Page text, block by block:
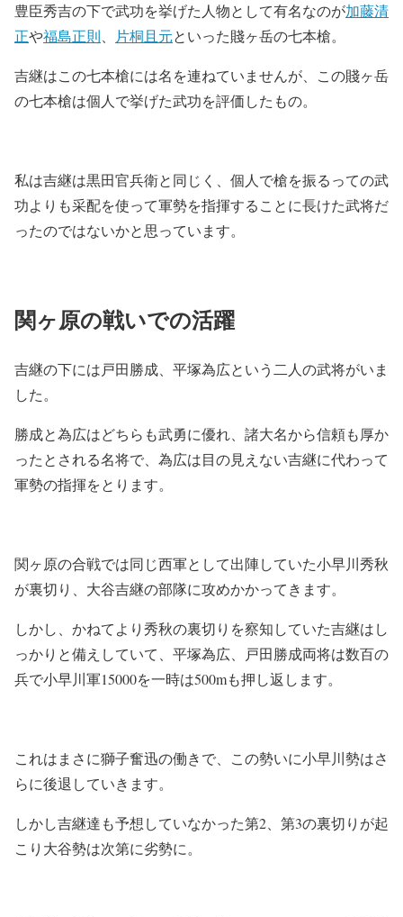
豊臣秀吉の下で武功を挙げた人物として有名なのが加藤清
正や福島正則、 片桐且元といった賤ヶ岳の七本槍。
吉継はこの七本槍には名を連ねていませんが、この賤ヶ岳
の七本槍は個人で挙げた武功を評価したもの。
私は吉継は黒田官兵衛と同じく、個人で槍を振るっての武
功よりも采配を使って軍勢を指揮することに長けた武将だ
ったのではないかと思っています。
関ヶ原の戦いでの活躍
吉継の下には戸田勝成、平塚為広という二人の武将がいま
した。
勝成と為広はどちらも武勇に優れ、諸大名から信頼も厚か
ったとされる名将で、為広は目の見えない吉継に代わって
軍勢の指揮をとります。
関ヶ原の合戦では同じ西軍として出陣していた小早川秀秋
が裏切り、大谷吉継の部隊に攻めかかってきます。
しかし、かねてより秀秋の裏切りを察知していた吉継はし
っかりと備えしていて、平塚為広、戸田勝成両将は数百の
兵で小早川軍15000を一時は500mも押し返します。
これはまさに獅子奮迅の働きで、この勢いに小早川勢はさ
らに後退していきます。
しかし吉継達も予想していなかった第2、第3の裏切りが起
こり大谷勢は次第に劣勢に。